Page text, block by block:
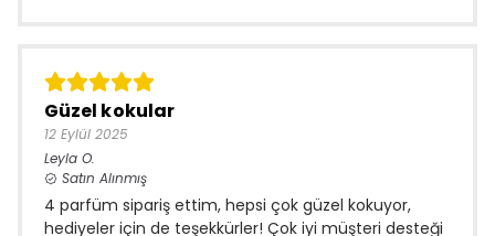
Güzel kokular
12 Eylül 2025
Leyla O.
Satın Alınmış
4 parfüm sipariş ettim, hepsi çok güzel kokuyor,
hediyeler için de teşekkürler! Çok iyi müşteri desteği